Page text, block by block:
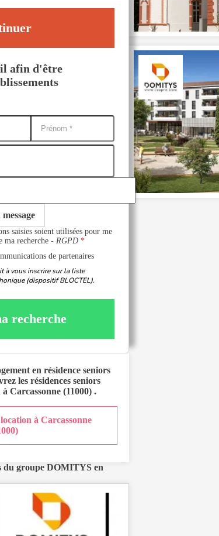
afin d'être
saisies soient utilisées pour me
ma recherche -RGPD
de partenaires
à vous inscrire sur la liste
(dispositif BLOCTEL).
recherche
en résidence seniors
les résidences seniors
à Carcassonne (11000) .
à Carcassonne
du groupe DOMITYS en